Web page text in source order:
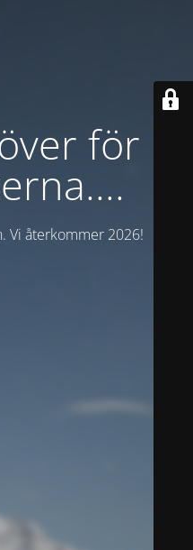
för
Vi återkommer 2026!